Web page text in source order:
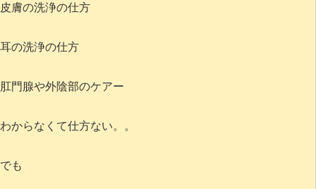
皮膚の洗浄の仕方
耳の洗浄の仕方
肛門腺や外陰部のケアー
わからなくて仕方ない。。
でも